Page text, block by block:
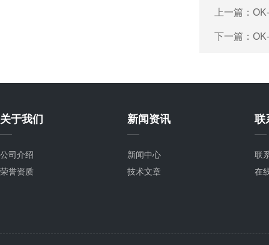
上一篇：
下一篇：
关于我们
公司介绍
荣誉资质
新闻资讯
新闻中心
技术文章
联
联
在